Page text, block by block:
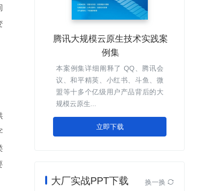
腾讯大规模云原生技术实践案
例集
本案例集详细阐释了 QQ、腾讯会
议、和平精英、小红书、斗鱼、微
盟等十多个亿级用户产品背后的大
规模云原生...
立即下载
大厂实战PPT下载 换一换 